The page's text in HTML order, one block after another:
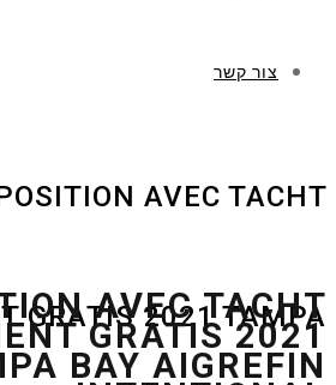
צור קשר
AVEC TACHT
GRATIS 2021 TAMPA
AVEC TACHT
GRATIS 2021
BAY AIGREFIN